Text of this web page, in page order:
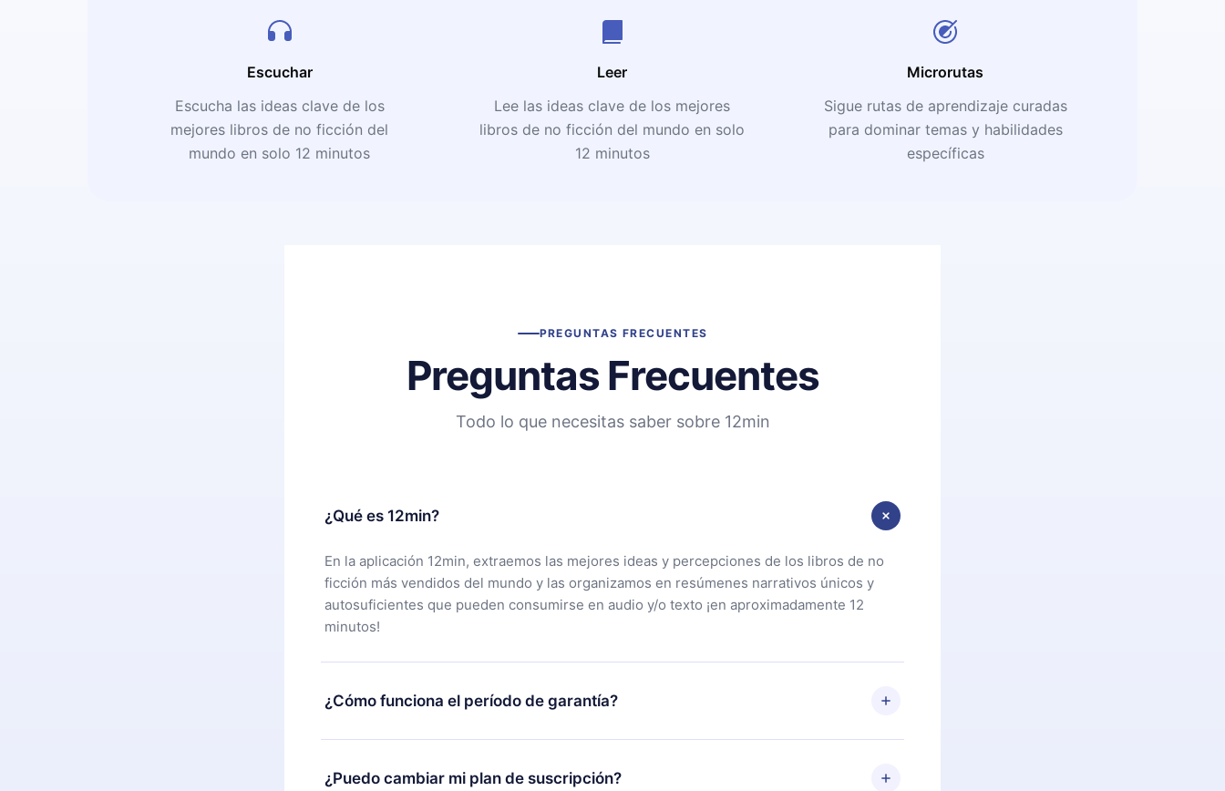
Escuchar
Escucha las ideas clave de los
mejores libros de no ficción del
mundo en solo 12 minutos
Leer
Lee las ideas clave de los mejores
libros de no ficción del mundo en solo
12 minutos
Microrutas
Sigue rutas de aprendizaje curadas
para dominar temas y habilidades
específicas
PREGUNTAS FRECUENTES
Preguntas Frecuentes
Todo lo que necesitas saber sobre 12min
¿Qué es 12min?
En la aplicación 12min, extraemos las mejores ideas y percepciones de los libros de no
ficción más vendidos del mundo y las organizamos en resúmenes narrativos únicos y
autosuficientes que pueden consumirse en audio y/o texto ¡en aproximadamente 12
minutos!
¿Cómo funciona el período de garantía?
Puedes descargar nuestra aplicación y comenzar a disfrutar de nuestra biblioteca. Si por
alguna razón no estás satisfecho con nuestra plataforma, simplemente contacta a
¿Puedo cambiar mi plan de suscripción?